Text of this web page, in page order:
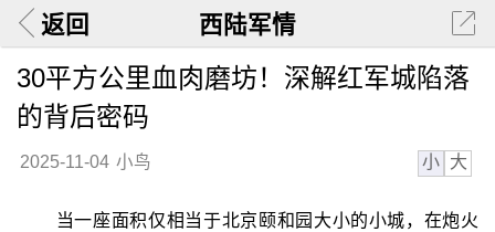
返回 西陆军情
30平方公里血肉磨坊！深解红军城陷落
的背后密码
2025-11-04 小鸟 小 大
当一座面积仅相当于北京颐和园大小的小城，在炮火